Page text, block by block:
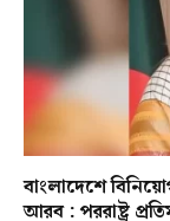
বাংলাদেশে
আরব : পররাষ্ট্র